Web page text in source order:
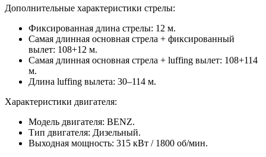
Дополнительные характеристики стрелы:
Фиксированная длина стрелы: 12 м.
Самая длинная основная стрела + фиксированный
вылет: 108+12 м.
Самая длинная основная стрела + luffing вылет: 108+114
м.
Длина luffing вылета: 30–114 м.
Характеристики двигателя:
Модель двигателя: BENZ.
Тип двигателя: Дизельный.
Выходная мощность: 315 кВт / 1800 об/мин.